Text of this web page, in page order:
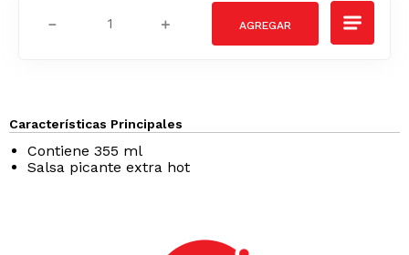
＋
－
Características Principales
Contiene 355 ml
Salsa picante extra hot